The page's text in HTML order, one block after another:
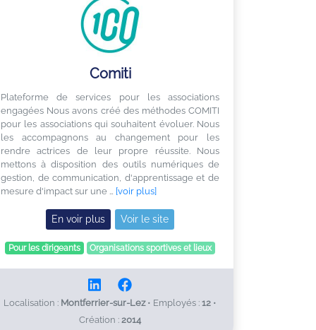
Comiti
Plateforme de services pour les associations
engagées Nous avons créé des méthodes COMITI
pour les associations qui souhaitent évoluer. Nous
les accompagnons au changement pour les
rendre actrices de leur propre réussite. Nous
mettons à disposition des outils numériques de
gestion, de communication, d'apprentissage et de
mesure d'impact sur une … [voir plus]
En voir plus Voir le site
Pour les dirigeants Organisations sportives et lieux
Localisation : Montferrier-sur-Lez • Employés : 12 •
Création : 2014